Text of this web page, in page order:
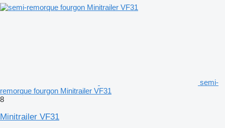
semi-
remorque fourgon Minitrailer VF31
8
Minitrailer VF31